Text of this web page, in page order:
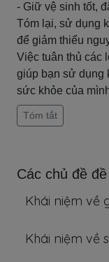
- Giữ vệ sinh tốt,
Tóm lại, sử dụng
để giảm thiểu
Việc tuân thủ các
giúp bạn sử dụng
sức khỏe của
Tóm tắt
Các chủ đề
Khái niệm về
Khái niệm về